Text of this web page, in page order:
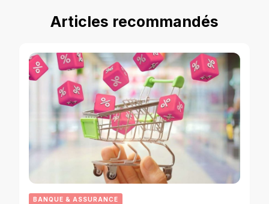
Articles recommandés
BANQUE & ASSURANCE